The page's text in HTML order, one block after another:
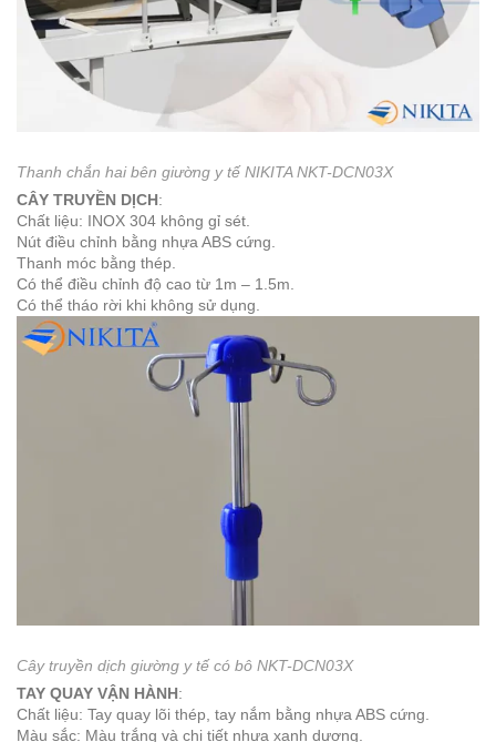
Thanh chắn hai bên giường y tế NIKITA NKT-DCN03X
CÂY TRUYỀN DỊCH:
Chất liệu: INOX 304 không gỉ sét.
Nút điều chỉnh bằng nhựa ABS cứng.
Thanh móc bằng thép.
Có thể điều chỉnh độ cao từ 1m – 1.5m.
Có thể tháo rời khi không sử dụng.
Cây truyền dịch giường y tế có bô NKT-DCN03X
TAY QUAY VẬN HÀNH:
Chất liệu: Tay quay lõi thép, tay nắm bằng nhựa ABS cứng.
Màu sắc: Màu trắng và chi tiết nhựa xanh dương.